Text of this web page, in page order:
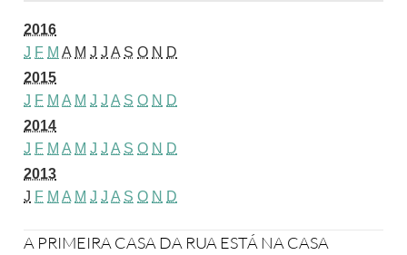
2016
J F M A M J J A S O N D
2015
J F M A M J J A S O N D
2014
J F M A M J J A S O N D
2013
J F M A M J J A S O N D
A PRIMEIRA CASA DA RUA ESTÁ NA CASA